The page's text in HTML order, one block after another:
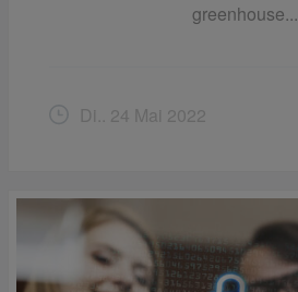
greenhouse...
Di.. 24 Mai 2022